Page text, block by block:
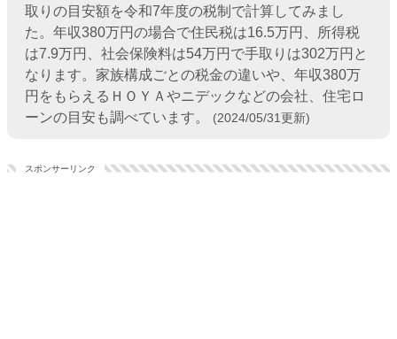
取りの目安額を令和7年度の税制で計算してみまし
た。年収380万円の場合で住民税は16.5万円、所得税
は7.9万円、社会保険料は54万円で手取りは302万円と
なります。家族構成ごとの税金の違いや、年収380万
円をもらえるＨＯＹＡやニデックなどの会社、住宅ロ
ーンの目安も調べています。 (2024/05/31更新)
スポンサーリンク